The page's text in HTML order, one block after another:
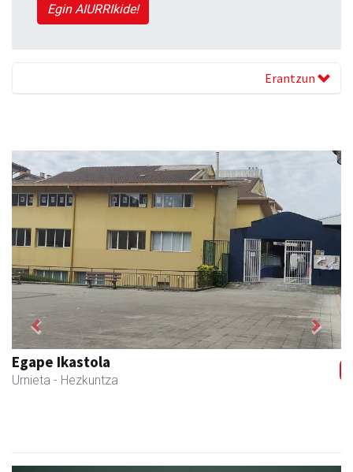
Egin AIURRIkide!
Erantzun
Urnietako AEK euskaltegia
Urnieta - Euskaltegiak
Previous Next